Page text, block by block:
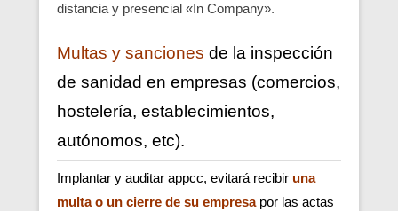
distancia y presencial «In Company».
Multas y sanciones de la inspección
de sanidad en empresas (comercios,
hostelería, establecimientos,
autónomos, etc).
Implantar y auditar appcc, evitará recibir una
multa o un cierre de su empresa por las actas